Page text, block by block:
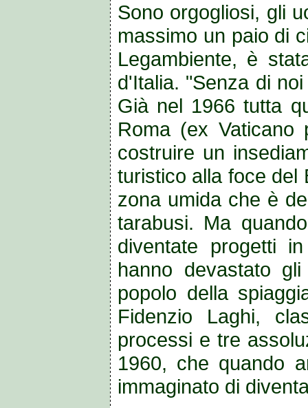
Sono orgogliosi, gli
massimo un paio di
Legambiente, è
d'Italia. "Senza di
Già nel 1966 tutta
Roma (ex
costruire un
turistico alla foce del
zona umida che è
tarabusi. Ma
diventate progetti
hanno devastato
popolo della
Fidenzio Laghi,
processi e tre
1960, che quando
immaginato di